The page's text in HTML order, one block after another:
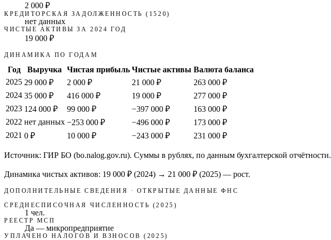
2 000 ₽
КРЕДИТОРСКАЯ ЗАДОЛЖЕННОСТЬ (1520)
нет данных
ЧИСТЫЕ АКТИВЫ ЗА 2024 ГОД
19 000 ₽
ДИНАМИКА ПО ГОДАМ
Год Выручка Чистая прибыль Чистые активы Валюта баланса
2025 29 000 ₽ 2 000 ₽ 21 000 ₽
263 000 ₽
2024 35 000 ₽ 416 000 ₽ 19 000 ₽
277 000 ₽
2023 124 000 ₽ 99 000 ₽ −397 000 ₽
163 000 ₽
2022 нет данных −253 000 ₽ −496 000 ₽
173 000 ₽
2021 0 ₽ 10 000 ₽ −243 000 ₽ 231 000 ₽
Источник: ГИР БО (bo.nalog.gov.ru). Суммы в рублях, по данным бухгалтерской отчётности.
Динамика чистых активов: 19 000 ₽ (2024) → 21 000 ₽ (2025) — рост.
ДОПОЛНИТЕЛЬНЫЕ СВЕДЕНИЯ · ОТКРЫТЫЕ ДАННЫЕ ФНС
СРЕДНЕСПИСОЧНАЯ ЧИСЛЕННОСТЬ (2025)
1 чел.
РЕЕСТР МСП
Да — микропредприятие
УПЛАЧЕНО НАЛОГОВ И ВЗНОСОВ (2025)